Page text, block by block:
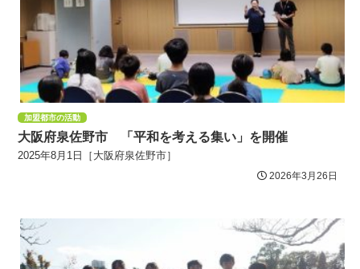
加盟都市の活動
大阪府泉佐野市 「平和を考える集い」を開催
2025年8月1日［大阪府泉佐野市］
2026年3月26日